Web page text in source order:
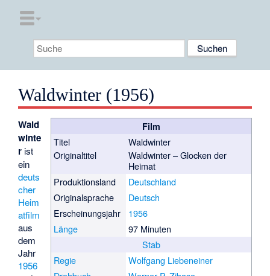
Waldwinter (1956)
Film
Titel
Waldwinter
Originaltitel
Waldwinter – Glocken der
Heimat
Produktionsland
Deutschland
Originalsprache
Deutsch
Erscheinungsjahr
1956
Länge
97 Minuten
Stab
Regie
Wolfgang Liebeneiner
Wald
winte
r ist
ein
deuts
cher
Heim
atfilm
aus
dem
Jahr
1956